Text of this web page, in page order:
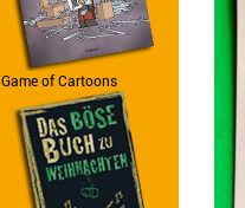
Game of Cartoons